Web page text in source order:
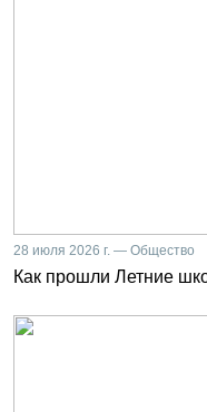
28 июля 2026 г. — Общество
Как прошли Летние